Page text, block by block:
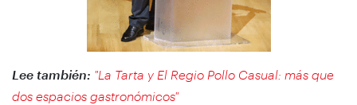
Lee también: "La Tarta y El Regio Pollo Casual: más que
dos espacios gastronómicos"